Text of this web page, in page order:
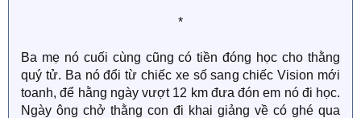
*​
Ba mẹ nó cuối cùng cũng có tiền đóng học cho thằng
quý tử. Ba nó đổi từ chiếc xe số sang chiếc Vision mới
toanh, để hằng ngày vượt 12 km đưa đón em nó đi học.
Ngày ông chở thằng con đi khai giảng về có ghé qua